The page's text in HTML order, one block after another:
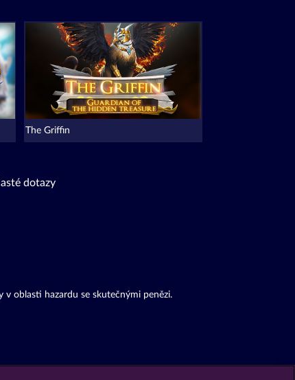
The Griffin
dotazy
oblasti hazardu se skutečnými penězi.